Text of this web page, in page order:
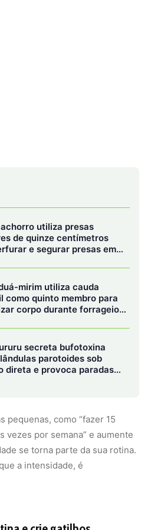
graves em cães
como “fazer 15
vezes por semana” e aumente
se torna parte da sua rotina.
a intensidade, é
e crie gatilhos
para manter hábitos
suas ações saudáveis
faz todos os dias sem
essas atividades. Pode ser
na sua mesa de trabalho para
colocar os tênis de corrida
a sair para uma